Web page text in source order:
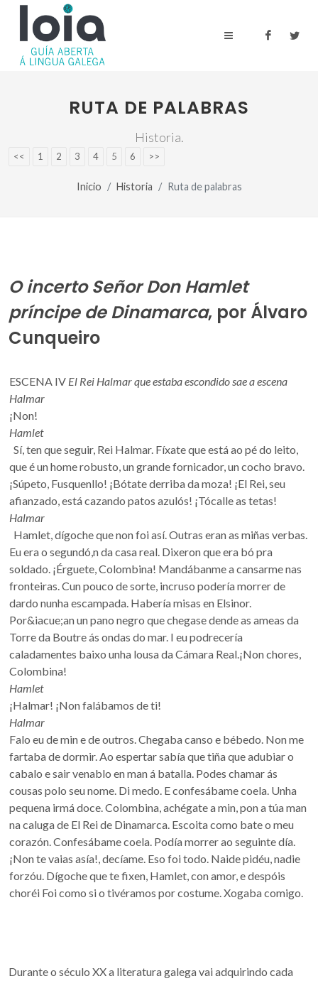
RUTA DE PALABRAS
Historia.
<< 1 2 3 4 5 6 >>
Inicio Historia Ruta de palabras
O incerto Señor Don Hamlet
príncipe de Dinamarca, por Álvaro
Cunqueiro
ESCENA IV El Rei Halmar que estaba escondido sae a escena
Halmar
¡Non!
Hamlet
Sí, ten que seguir, Rei Halmar. Fíxate que está ao pé do leito,
que é un home robusto, un grande fornicador, un cocho bravo.
¡Súpeto, Fusquenllo! ¡Bótate derriba da moza! ¡El Rei, seu
afianzado, está cazando patos azulós! ¡Tócalle as tetas!
Halmar
Hamlet, dígoche que non foi así. Outras eran as miñas verbas.
Eu era o segundó,n da casa real. Dixeron que era bó pra
soldado. ¡Érguete, Colombina! Mandábanme a cansarme nas
fronteiras. Cun pouco de sorte, incruso podería morrer de
dardo nunha escampada. Habería misas en Elsinor.
Por&iacue;an un pano negro que chegase dende as ameas da
Torre da Boutre ás ondas do mar. I eu podrecería
caladamentes baixo unha lousa da Cámara Real.¡Non chores,
Colombina!
Hamlet
¡Halmar! ¡Non falábamos de ti!
Halmar
Falo eu de min e de outros. Chegaba canso e bébedo. Non me
fartaba de dormir. Ao espertar sabía que tiña que adubiar o
cabalo e sair venablo en man á batalla. Podes chamar ás
cousas polo seu nome. Di medo. E confesábame coela. Unha
pequena irmá doce. Colombina, achégate a min, pon a túa man
na caluga de El Rei de Dinamarca. Escoita como bate o meu
corazón. Confesábame coela. Podía morrer ao seguinte día.
¡Non te vaias asía!, decíame. Eso foi todo. Naide pidéu, nadie
forzóu. Dígoche que te fixen, Hamlet, con amor, e despóis
choréi Foi como si o tivéramos por costume. Xogaba comigo.
Durante o século XX a literatura galega vai adquirindo cada